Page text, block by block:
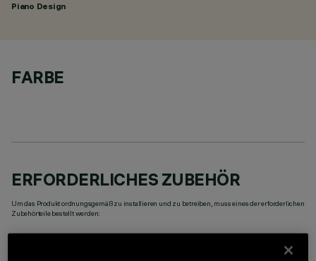
Piano Design
FARBE
ERFORDERLICHES ZUBEHÖR
Um das Produkt ordnungsgemäß zu installieren und zu betreiben, muss eines der erforderlichen
Zubehörteile bestellt werden: